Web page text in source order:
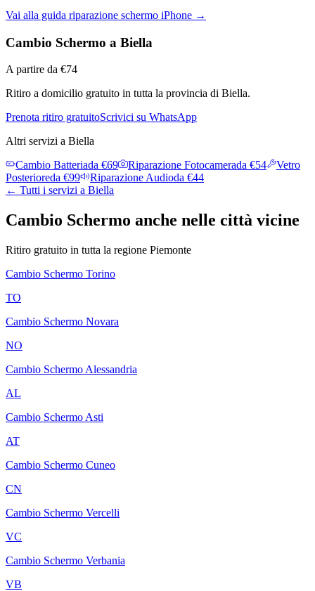
Vai alla guida riparazione schermo iPhone →
Cambio Schermo a Biella
A partire da €74
Ritiro a domicilio gratuito in tutta la provincia di Biella.
Prenota ritiro gratuitoScrivici su WhatsApp
Altri servizi a Biella
Cambio Batteriada €69 Riparazione Fotocamerada €54
Vetro
Posterioreda €99 Riparazione Audioda €44
← Tutti i servizi a Biella
Cambio Schermo anche nelle città vicine
Ritiro gratuito in tutta la regione Piemonte
Cambio Schermo Torino
TO
Cambio Schermo Novara
NO
Cambio Schermo Alessandria
AL
Cambio Schermo Asti
AT
Cambio Schermo Cuneo
CN
Cambio Schermo Vercelli
VC
Cambio Schermo Verbania
VB